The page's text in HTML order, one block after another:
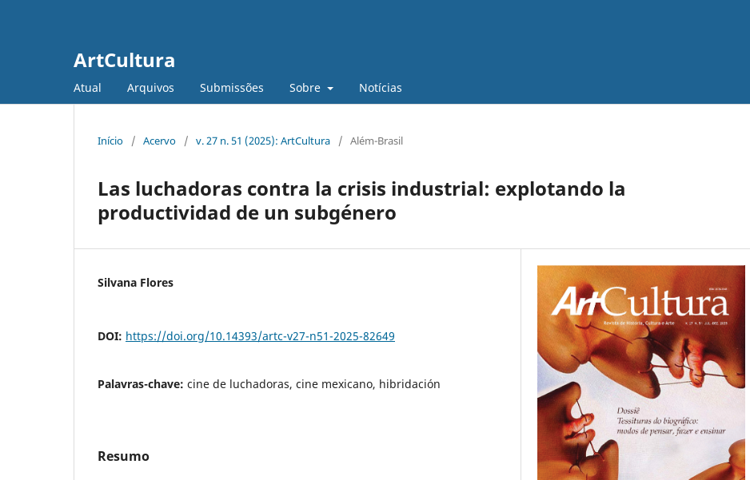
ArtCultura
Atual Arquivos Submissões Sobre Notícias
Início / Acervo / v. 27 n. 51 (2025): ArtCultura / Além-Brasil
Las luchadoras contra la crisis industrial: explotando la
productividad de un subgénero
Silvana Flores
DOI: https://doi.org/10.14393/artc-v27-n51-2025-82649
Palavras-chave: cine de luchadoras, cine mexicano, hibridación
Resumo